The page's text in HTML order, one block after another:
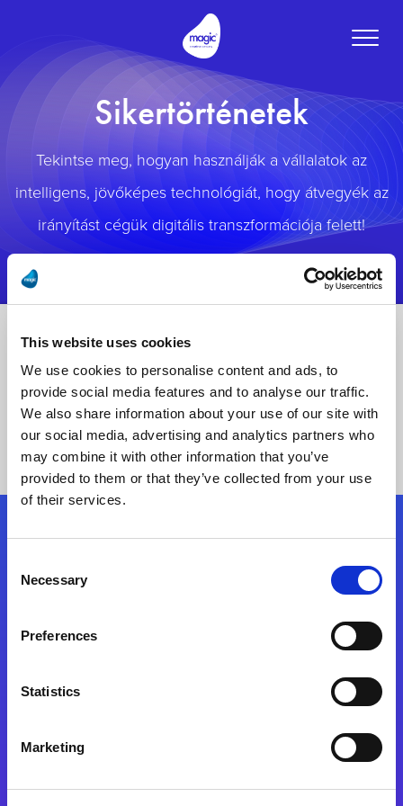
This website uses cookies
We use cookies to personalise content and ads, to
provide social media features and to analyse our traffic.
We also share information about your use of our site with
our social media, advertising and analytics partners who
may combine it with other information that you’ve
provided to them or that they’ve collected from your use
of their services.
Selection
Necessary
Preferences
Statistics
Marketing
Toggle
Sikertörténetek
Tekintse meg, hogyan használják a vállalatok az
intelligens, jövőképes technológiát, hogy átvegyék az
irányítást cégük digitális transzformációja felett!
Kövessen minket!